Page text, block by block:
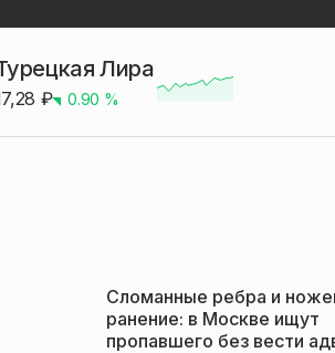
Лира
₽ 0.90 %
Сломанные ребра и
ранение: в Москве ищут
пропавшего без вести